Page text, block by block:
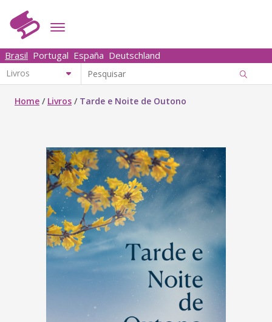
Brasil Portugal España Deutschland
Home / Livros / Tarde e Noite de Outono